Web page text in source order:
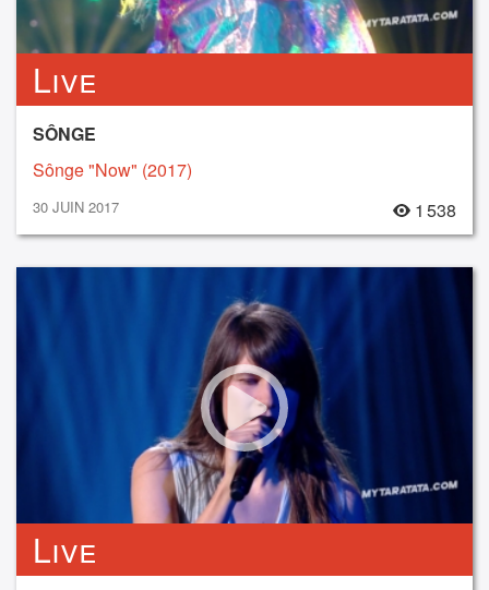
Live
SÔNGE
Sônge "Now" (2017)
30 JUIN 2017 1 538
Live